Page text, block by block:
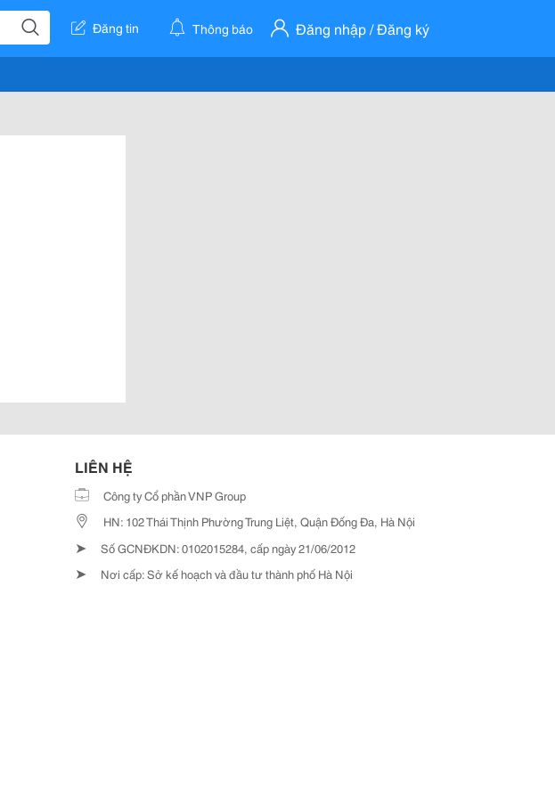
Đăng tin Thông báo Đăng nhập / Đăng ký
LIÊN HỆ
Công ty Cổ phần VNP Group
HN: 102 Thái Thịnh Phường Trung Liệt, Quận Đống Đa, Hà Nội
➤ Số GCNĐKDN: 0102015284, cấp ngày 21/06/2012
➤ Nơi cấp: Sở kế hoạch và đầu tư thành phố Hà Nội